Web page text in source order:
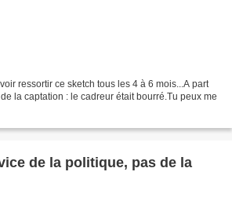
ressortir ce sketch tous les 4 à 6 mois...A part
la captation : le cadreur était bourré.Tu peux me
de la politique, pas de la